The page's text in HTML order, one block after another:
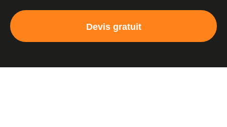
Devis gratuit